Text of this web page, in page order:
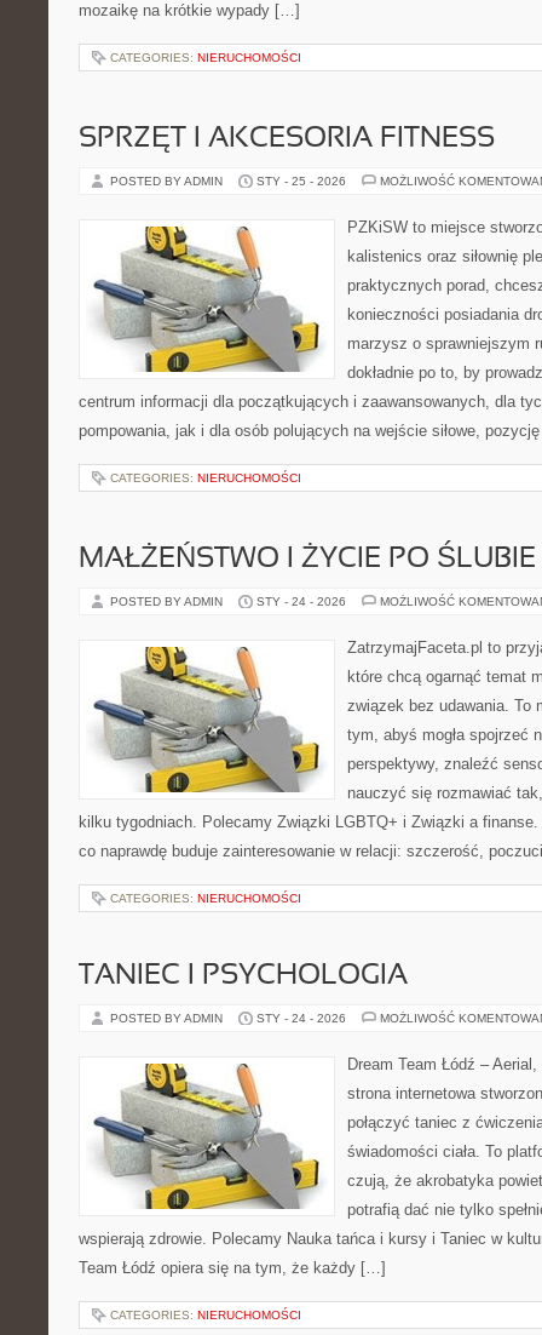
mozaikę na krótkie wypady […]
CATEGORIES: NIERUCHOMOŚCI
SPRZĘT I AKCESORIA FITNESS
POSTED BY ADMIN STY - 25 - 2026 MOŻLIWOŚĆ
PZKiSW to miejsce
kalistenics oraz siłownię
praktycznych porad,
konieczności posiadania
marzysz o sprawniejszym
dokładnie po to, by
centrum informacji dla początkujących i zaawansowanych, dla
pompowania, jak i dla osób polujących na wejście siłowe,
CATEGORIES: NIERUCHOMOŚCI
MAŁŻEŃSTWO I ŻYCIE PO ŚLUBIE
POSTED BY ADMIN STY - 24 - 2026 MOŻLIWOŚĆ
ZatrzymajFaceta.pl to
które chcą ogarnąć temat
związek bez udawania. To
tym, abyś mogła spojrzeć
perspektywy, znaleźć
nauczyć się rozmawiać
kilku tygodniach. Polecamy Związki LGBTQ+ i Związki a
co naprawdę buduje zainteresowanie w relacji: szczerość,
CATEGORIES: NIERUCHOMOŚCI
TANIEC I PSYCHOLOGIA
POSTED BY ADMIN STY - 24 - 2026 MOŻLIWOŚĆ
Dream Team Łódź –
strona internetowa
połączyć taniec z
świadomości ciała. To
czują, że akrobatyka
potrafią dać nie tylko
wspierają zdrowie. Polecamy Nauka tańca i kursy i Taniec w
Team Łódź opiera się na tym, że każdy […]
CATEGORIES: NIERUCHOMOŚCI